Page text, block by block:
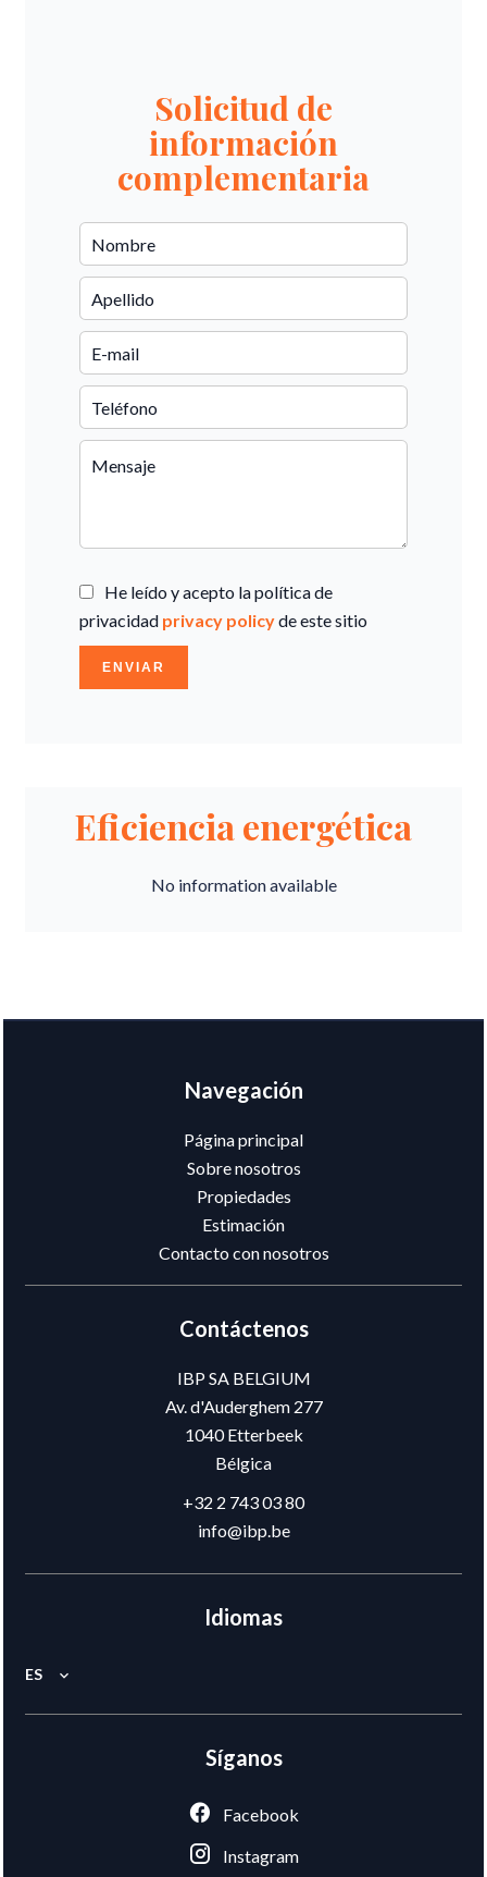
Solicitud de
información
complementaria
He leído y acepto la política de
privacidad privacy policyde este sitio
ENVIAR
Eficiencia energética
No information available
Navegación
Página principal
Sobre nosotros
Propiedades
Estimación
Contacto con nosotros
Contáctenos
IBP SA BELGIUM
Av. d'Auderghem 277
1040Etterbeek
Bélgica
+32 2 743 03 80
info@ibp.be
Idiomas
ES
Síganos
Facebook
Instagram